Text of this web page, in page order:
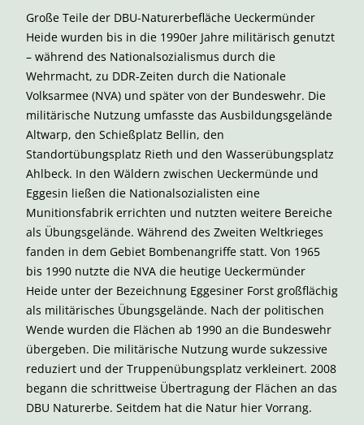
Große Teile der DBU-Naturerbefläche Ueckermünder
Heide wurden bis in die 1990er Jahre militärisch genutzt
– während des Nationalsozialismus durch die
Wehrmacht, zu DDR-Zeiten durch die Nationale
Volksarmee (NVA) und später von der Bundeswehr. Die
militärische Nutzung umfasste das Ausbildungsgelände
Altwarp, den Schießplatz Bellin, den
Standortübungsplatz Rieth und den Wasserübungsplatz
Ahlbeck. In den Wäldern zwischen Ueckermünde und
Eggesin ließen die Nationalsozialisten eine
Munitionsfabrik errichten und nutzten weitere Bereiche
als Übungsgelände. Während des Zweiten Weltkrieges
fanden in dem Gebiet Bombenangriffe statt. Von 1965
bis 1990 nutzte die NVA die heutige Ueckermünder
Heide unter der Bezeichnung Eggesiner Forst großflächig
als militärisches Übungsgelände. Nach der politischen
Wende wurden die Flächen ab 1990 an die Bundeswehr
übergeben. Die militärische Nutzung wurde sukzessive
reduziert und der Truppenübungsplatz verkleinert. 2008
begann die schrittweise Übertragung der Flächen an das
DBU Naturerbe. Seitdem hat die Natur hier Vorrang.